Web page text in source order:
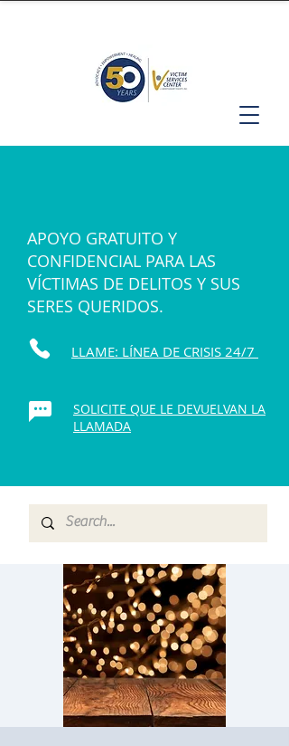
APOYO GRATUITO Y
CONFIDENCIAL PARA LAS
VÍCTIMAS DE DELITOS Y SUS
SERES QUERIDOS.
LLAME: LÍNEA DE CRISIS 24/7
SOLICITE QUE LE DEVUELVAN LA
LLAMADA